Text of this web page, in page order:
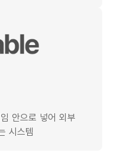
안으로 넣어 외부
시스템